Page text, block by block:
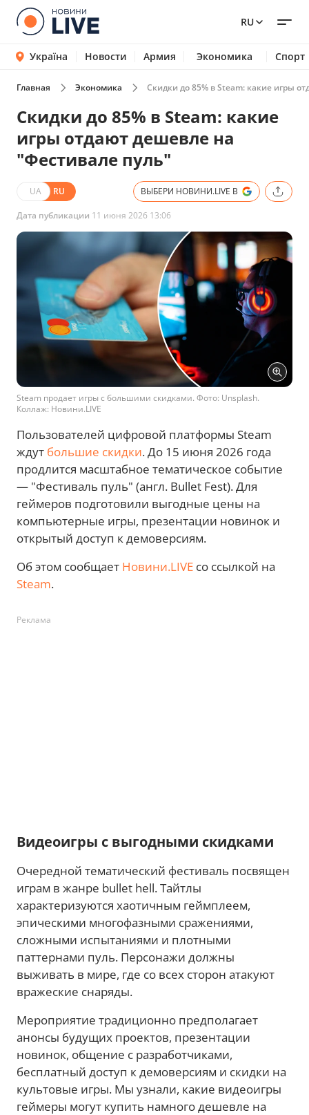
RU
Україна Новости Армия Экономика Спорт
Главная Экономика Скидки до 85% в Steam: какие игры
Скидки до 85% в Steam: какие
игры отдают дешевле на
"Фестивале пуль"
UA RU ВЫБЕРИ НОВИНИ.LIVE В
Дата публикации 11 июня 2026 13:06
Steam продает игры с большими скидками. Фото: Unsplash.
Коллаж: Новини.LIVE
Пользователей цифровой платформы Steam
ждут большие скидки. До 15 июня 2026 года
продлится масштабное тематическое событие
— "Фестиваль пуль" (англ. Bullet Fest). Для
геймеров подготовили выгодные цены на
компьютерные игры, презентации новинок и
открытый доступ к демоверсиям.
Об этом сообщает Новини.LIVE со ссылкой на
Steam.
Реклама
Видеоигры с выгодными скидками
Очередной тематический фестиваль посвящен
играм в жанре bullet hell. Тайтлы
характеризуются хаотичным геймплеем,
эпическими многофазными сражениями,
сложными испытаниями и плотными
паттернами пуль. Персонажи должны
выживать в мире, где со всех сторон атакуют
вражеские снаряды.
Мероприятие традиционно предполагает
анонсы будущих проектов, презентации
новинок, общение с разработчиками,
бесплатный доступ к демоверсиям и скидки на
культовые игры. Мы узнали, какие видеоигры
геймеры могут купить намного дешевле на